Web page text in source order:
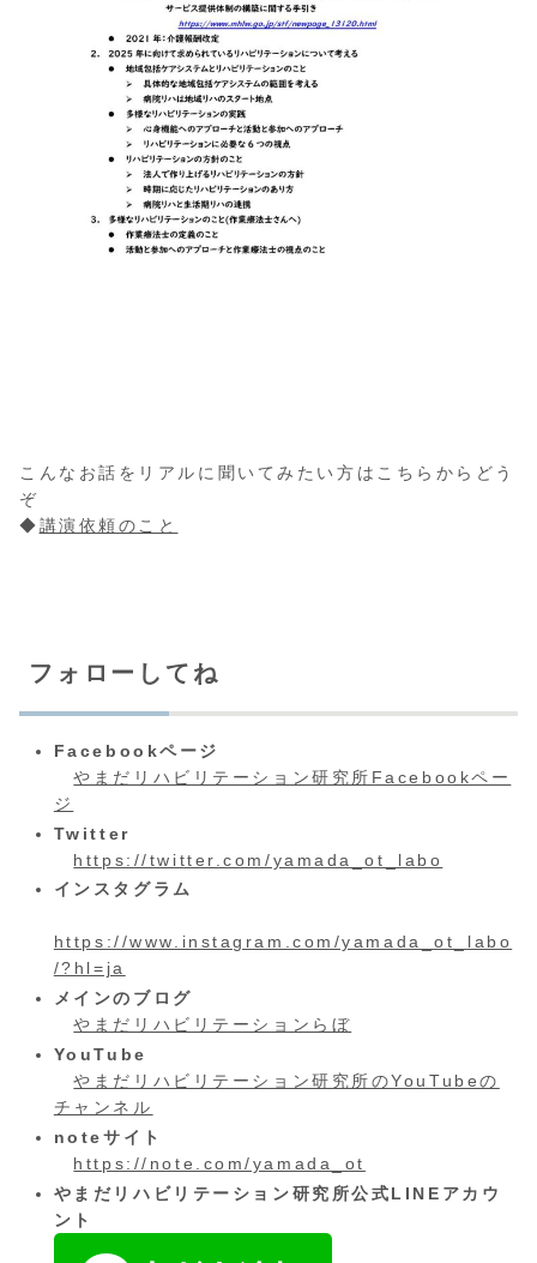
こんなお話をリアルに聞いてみたい方はこちらからどう
ぞ
◆講演依頼のこと
フォローしてね
Facebookページ
やまだリハビリテーション研究所Facebookペー
ジ
Twitter
https://twitter.com/yamada_ot_labo
インスタグラム
https://www.instagram.com/yamada_ot_labo
/?hl=ja
メインのブログ
やまだリハビリテーションらぼ
YouTube
やまだリハビリテーション研究所のYouTubeの
チャンネル
noteサイト
https://note.com/yamada_ot
やまだリハビリテーション研究所公式LINEアカウ
ント